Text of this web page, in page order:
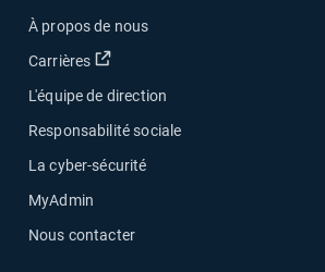
À propos de nous
Carrières
Ouvrir dans une nouvelle fenêtre
L'équipe de direction
Responsabilité sociale
La cyber-sécurité
MyAdmin
Nous contacter